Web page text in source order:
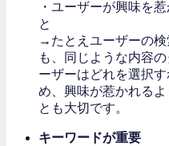
・ユーザーが興味を
と
→たとえユーザーの
も、同じような内容
ーザーはどれを選択
め、興味が惹かれる
とも大切です。
キーワードが重要